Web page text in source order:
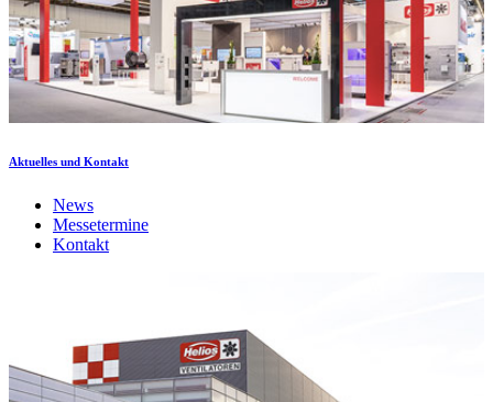
Aktuelles und Kontakt
News
Messetermine
Kontakt